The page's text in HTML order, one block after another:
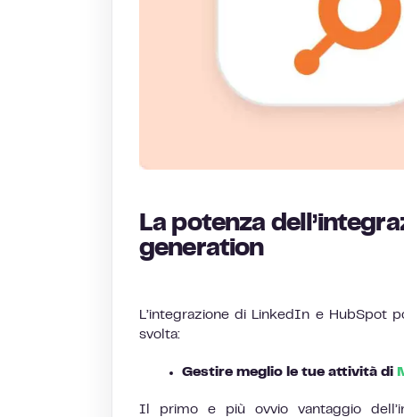
La potenza
generation
L’integrazione di LinkedIn e HubSpot
svolta:
Gestire meglio le tue attività di
Il primo e più ovvio vantaggio